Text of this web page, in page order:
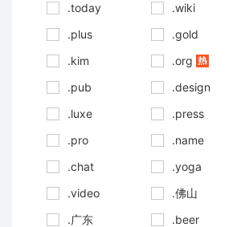
.today
.wiki
.plus
.gold
.kim
.org
.pub
.design
.luxe
.press
.pro
.name
.chat
.yoga
.video
.佛山
.广东
.beer